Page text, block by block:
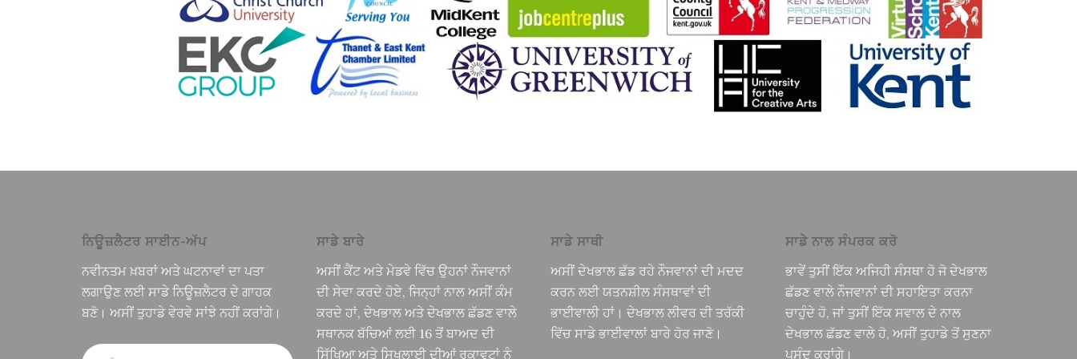
ਨਿਊਜ਼ਲੈਟਰ ਸਾਈਨ-ਅੱਪ
ਨਵੀਨਤਮ ਖ਼ਬਰਾਂ ਅਤੇ ਘਟਨਾਵਾਂ ਦਾ ਪਤਾ
ਲਗਾਉਣ ਲਈ ਸਾਡੇ ਨਿਊਜ਼ਲੈਟਰ ਦੇ ਗਾਹਕ
ਬਣੋ। ਅਸੀਂ ਤੁਹਾਡੇ ਵੇਰਵੇ ਸਾਂਝੇ ਨਹੀਂ ਕਰਾਂਗੇ।
ਸਾਡੇ ਬਾਰੇ
ਅਸੀਂ ਕੈਂਟ ਅਤੇ ਮੇਡਵੇ ਵਿੱਚ ਉਹਨਾਂ ਨੌਜਵਾਨਾਂ
ਦੀ ਸੇਵਾ ਕਰਦੇ ਹੋਏ, ਜਿਨ੍ਹਾਂ ਨਾਲ ਅਸੀਂ ਕੰਮ
ਕਰਦੇ ਹਾਂ, ਦੇਖਭਾਲ ਅਤੇ ਦੇਖਭਾਲ ਛੱਡਣ ਵਾਲੇ
ਸਥਾਨਕ ਬੱਚਿਆਂ ਲਈ 16 ਤੋਂ ਬਾਅਦ ਦੀ
ਸਿੱਖਿਆ ਅਤੇ ਸਿਖਲਾਈ ਦੀਆਂ ਰੁਕਾਵਟਾਂ ਨੂੰ
ਸਾਡੇ ਸਾਥੀ
ਅਸੀਂ ਦੇਖਭਾਲ ਛੱਡ ਰਹੇ ਨੌਜਵਾਨਾਂ ਦੀ ਮਦਦ
ਕਰਨ ਲਈ ਯਤਨਸ਼ੀਲ ਸੰਸਥਾਵਾਂ ਦੀ
ਭਾਈਵਾਲੀ ਹਾਂ। ਦੇਖਭਾਲ ਲੀਵਰ ਦੀ ਤਰੱਕੀ
ਵਿੱਚ ਸਾਡੇ ਭਾਈਵਾਲਾਂ ਬਾਰੇ ਹੋਰ ਜਾਣੋ।
ਸਾਡੇ ਨਾਲ ਸੰਪਰਕ ਕਰੋ
ਭਾਵੇਂ ਤੁਸੀਂ ਇੱਕ ਅਜਿਹੀ ਸੰਸਥਾ ਹੋ ਜੋ ਦੇਖਭਾਲ
ਛੱਡਣ ਵਾਲੇ ਨੌਜਵਾਨਾਂ ਦੀ ਸਹਾਇਤਾ ਕਰਨਾ
ਚਾਹੁੰਦੇ ਹੋ, ਜਾਂ ਤੁਸੀਂ ਇੱਕ ਸਵਾਲ ਦੇ ਨਾਲ
ਦੇਖਭਾਲ ਛੱਡਣ ਵਾਲੇ ਹੋ, ਅਸੀਂ ਤੁਹਾਡੇ ਤੋਂ ਸੁਣਨਾ
ਪਸੰਦ ਕਰਾਂਗੇ।